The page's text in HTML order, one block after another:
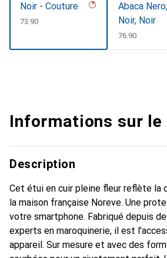
Noir - Couture
CHF
73.90
Abaca Nero,
Noir, Noir
CHF
76.90
Informations sur
Description
Cet étui en cuir pleine fleur reflète la
la maison française Noreve. Une
votre smartphone. Fabriqué depuis
experts en maroquinerie, il est
appareil. Sur mesure et avec des